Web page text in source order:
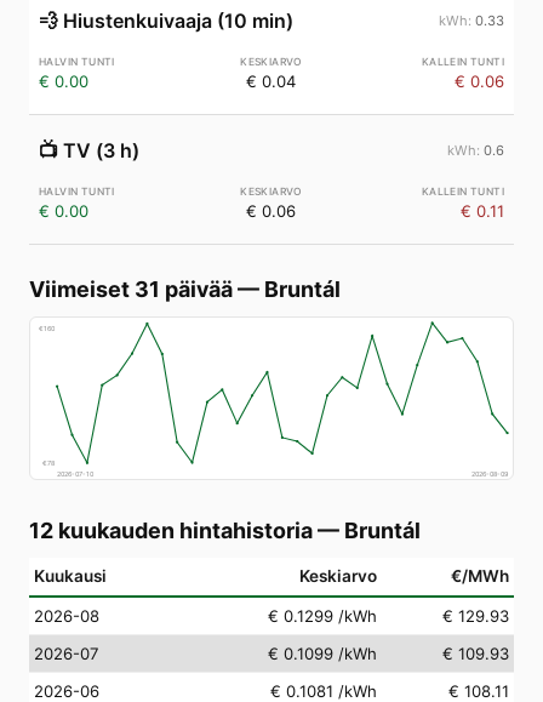
💨 Hiustenkuivaaja (10 min) 0.33
€ 0.00 € 0.04 € 0.06
📺 TV (3 h) 0.6
€ 0.00 € 0.06 € 0.11
Viimeiset 31 päivää— Bruntál
€160
€78
2026-07-10
2026-08-09
12 kuukauden hintahistoria— Bruntál
Kuukausi Keskiarvo €/MWh
2026-08 € 0.1299 /kWh
€ 129.93
2026-07
€ 0.1099 /kWh
€ 109.93
2026-06
€ 0.1081 /kWh
€ 108.11